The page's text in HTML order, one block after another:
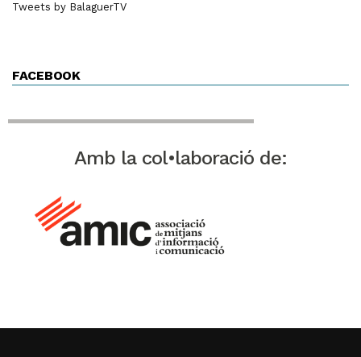
Tweets by BalaguerTV
FACEBOOK
Amb la col•laboració de: